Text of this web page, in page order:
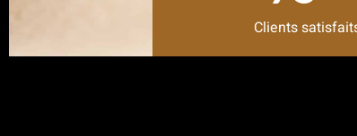
Clients